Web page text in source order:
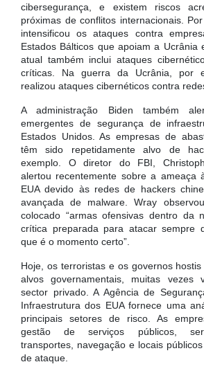
cibersegurança, e existem riscos
próximas de conflitos internacionais.
intensificou os ataques contra
Estados Bálticos que apoiam a Ucrânia
atual também inclui ataques
críticas. Na guerra da Ucrânia, por
realizou ataques cibernéticos contra
A administração Biden também
emergentes de segurança de
Estados Unidos. As empresas de
têm sido repetidamente alvo de
exemplo. O diretor do FBI,
alertou recentemente sobre a ameaça
EUA devido às redes de hackers
avançada de malware. Wray
colocado “armas ofensivas dentro da
crítica preparada para atacar sempre
que é o momento certo”.
Hoje, os terroristas e os governos
alvos governamentais, muitas vezes
sector privado. A Agência de
Infraestrutura dos EUA fornece uma
principais setores de risco. As
gestão de serviços públicos,
transportes, navegação e locais
de ataque.